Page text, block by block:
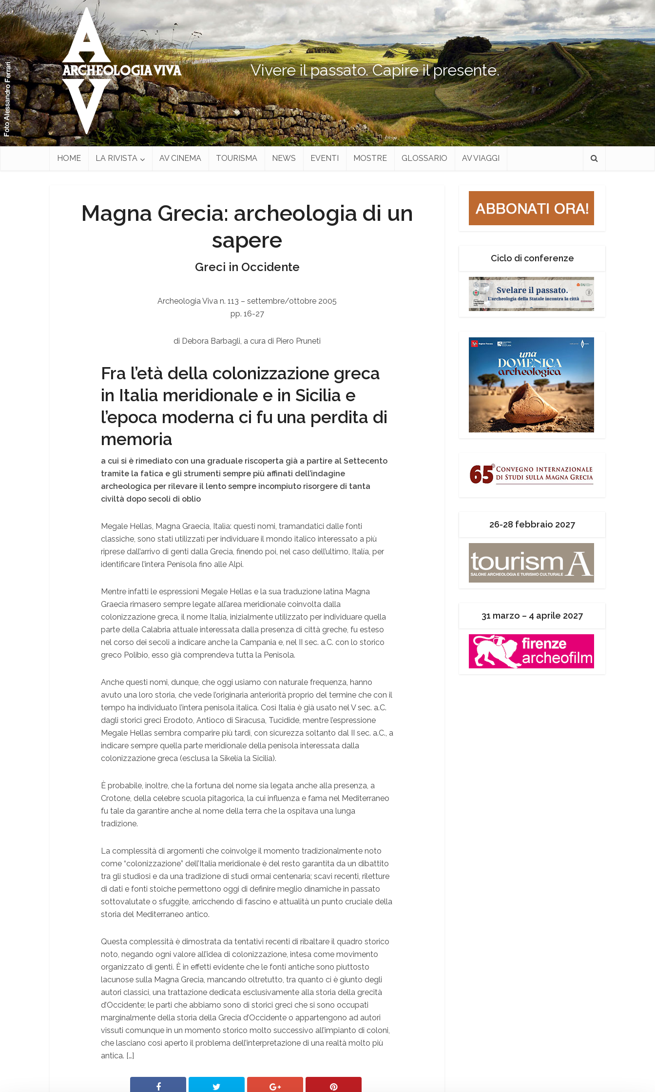
Vivere il passato. Capire il presente.
HOME LA RIVISTA AV CINEMA TOURISMA NEWS EVENTI MOSTRE GLOSSARIO AV VIAGGI
Magna Grecia: archeologia di un
sapere
Greci in Occidente
Archeologia Viva n. 113 – settembre/ottobre 2005
pp. 16-27
di Debora Barbagli, a cura di Piero Pruneti
Fra l’età della colonizzazione greca
in Italia meridionale e in Sicilia e
l’epoca moderna ci fu una perdita di
memoria
a cui si è rimediato con una graduale riscoperta già a partire al Settecento
tramite la fatica e gli strumenti sempre più affinati dell’indagine
archeologica per rilevare il lento sempre incompiuto risorgere di tanta
civiltà dopo secoli di oblio
Megale Hellas, Magna Graecia, Italìa: questi nomi, tramandatici dalle fonti
classiche, sono stati utilizzati per individuare il mondo italico interessato a più
riprese dall’arrivo di genti dalla Grecia, finendo poi, nel caso dell’ultimo, Italía, per
identificare l’intera Penisola fino alle Alpi.
Mentre infatti le espressioni Megale Hellas e la sua traduzione latina Magna
Graecia rimasero sempre legate all’area meridionale coinvolta dalla
colonizzazione greca, il nome Italía, inizialmente utilizzato per individuare quella
parte della Calabria attuale interessata dalla presenza di città greche, fu esteso
nel corso dei secoli a indicare anche la Campania e, nel II sec. a.C. con lo storico
greco Polibio, esso già comprendeva tutta la Penisola.
Anche questi nomi, dunque, che oggi usiamo con naturale frequenza, hanno
avuto una loro storia, che vede l’originaria anteriorità proprio del termine che con il
tempo ha individuato l’intera penisola italica. Così Italía è già usato nel V sec. a.C.
dagli storici greci Erodoto, Antioco di Siracusa, Tucidide, mentre l’espressione
Megale Hellas sembra comparire più tardi, con sicurezza soltanto dal II sec. a.C., a
indicare sempre quella parte meridionale della penisola interessata dalla
colonizzazione greca (esclusa la Sikelía la Sicilia).
È probabile, inoltre, che la fortuna del nome sia legata anche alla presenza, a
Crotone, della celebre scuola pitagorica, la cui influenza e fama nel Mediterraneo
fu tale da garantire anche al nome della terra che la ospitava una lunga
tradizione.
La complessità di argomenti che coinvolge il momento tradizionalmente noto
come “colonizzazione” dell’Italia meridionale è del resto garantita da un dibattito
tra gli studiosi e da una tradizione di studi ormai centenaria; scavi recenti, riletture
di dati e fonti stoiche permettono oggi di definire meglio dinamiche in passato
sottovalutate o sfuggite, arricchendo di fascino e attualità un punto cruciale della
storia del Mediterraneo antico.
Questa complessità è dimostrata da tentativi recenti di ribaltare il quadro storico
noto, negando ogni valore all’idea di colonizzazione, intesa come movimento
organizzato di genti. È in effetti evidente che le fonti antiche sono piuttosto
lacunose sulla Magna Grecia, mancando oltretutto, tra quanto ci è giunto degli
autori classici, una trattazione dedicata esclusivamente alla storia della grecità
d’Occidente; le parti che abbiamo sono di storici greci che si sono occupati
marginalmente della storia della Grecia d’Occidente o appartengono ad autori
vissuti comunque in un momento storico molto successivo all’impianto di coloni,
che lasciano così aperto il problema dell’interpretazione di una realtà molto più
antica. […]
Ciclo di conferenze
26-28 febbraio 2027
31 marzo – 4 aprile 2027